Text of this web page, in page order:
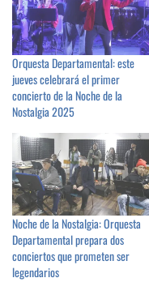
Orquesta Departamental: este
jueves celebrará el primer
concierto de la Noche de la
Nostalgia 2025
Noche de la Nostalgia: Orquesta
Departamental prepara dos
conciertos que prometen ser
legendarios